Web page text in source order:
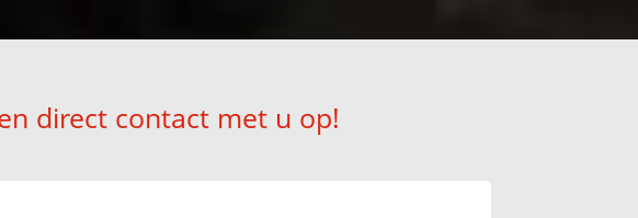
direct contact met u op!